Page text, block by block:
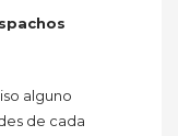
alguno
de cada